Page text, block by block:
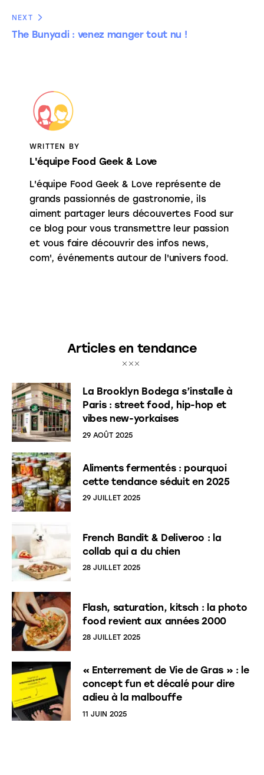
NEXT
The Bunyadi : venez manger tout nu !
WRITTEN BY
L'équipe Food Geek & Love
L'équipe Food Geek & Love représente de
grands passionnés de gastronomie, ils
aiment partager leurs découvertes Food sur
ce blog pour vous transmettre leur passion
et vous faire découvrir des infos news,
com', événements autour de l'univers food.
Articles en tendance
La Brooklyn Bodega s’installe à
Paris : street food, hip-hop et
vibes new-yorkaises
29 AOÛT 2025
Aliments fermentés : pourquoi
cette tendance séduit en 2025
29 JUILLET 2025
French Bandit & Deliveroo : la
collab qui a du chien
28 JUILLET 2025
Flash, saturation, kitsch : la photo
food revient aux années 2000
28 JUILLET 2025
« Enterrement de Vie de Gras » : le
concept fun et décalé pour dire
adieu à la malbouffe
11 JUIN 2025